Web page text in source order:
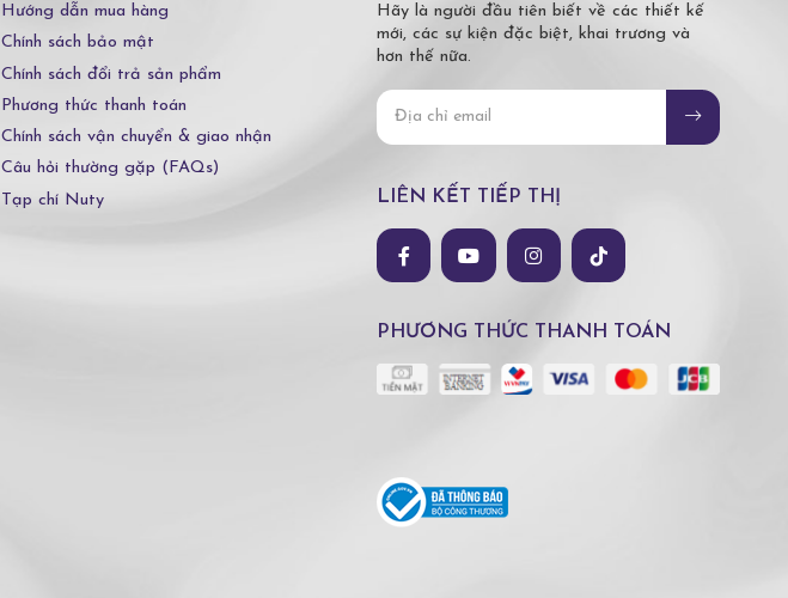
Hướng dẫn mua hàng
Chính sách bảo mật
Chính sách đổi trả sản phẩm
Phương thức thanh toán
Chính sách vận chuyển & giao nhận
Câu hỏi thường gặp (FAQs)
Tạp chí Nuty
Hãy là người đầu tiên biết về các thiết kế
mới, các sự kiện đặc biệt, khai trương và
hơn thế nữa.
LIÊN KẾT TIẾP THỊ
PHƯƠNG THỨC THANH TOÁN